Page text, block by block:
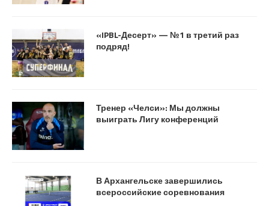
«IPBL-Десерт» — №1 в третий раз
подряд!
Тренер «Челси»: Мы должны
выиграть Лигу конференций
В Архангельске завершились
всероссийские соревнования